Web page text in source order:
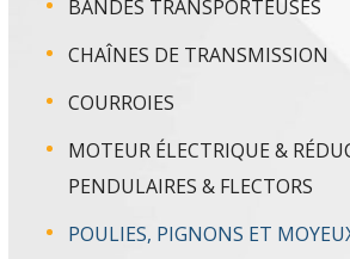
BANDES TRANSPORTEUSES
CHAÎNES DE TRANSMISSION
COURROIES
MOTEUR ÉLECTRIQUE &
PENDULAIRES & FLECTORS
POULIES, PIGNONS ET